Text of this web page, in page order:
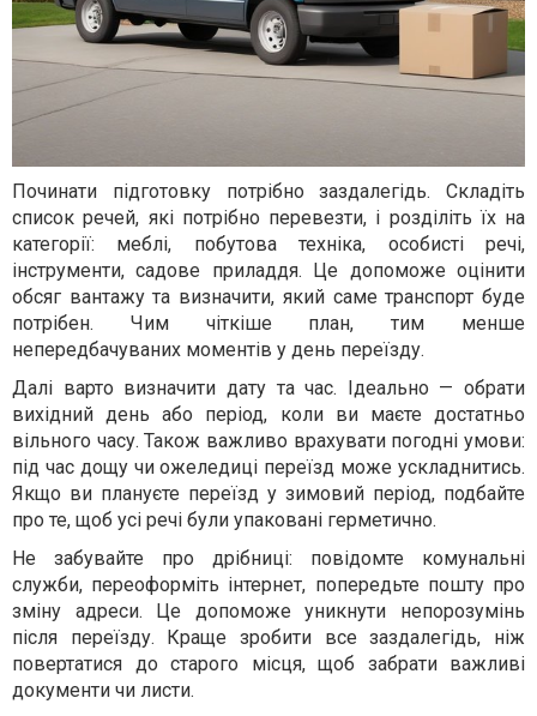
Починати підготовку потрібно заздалегідь. Складіть
список речей, які потрібно перевезти, і розділіть їх на
категорії: меблі, побутова техніка, особисті речі,
інструменти, садове приладдя. Це допоможе оцінити
обсяг вантажу та визначити, який саме транспорт буде
потрібен. Чим чіткіше план, тим менше
непередбачуваних моментів у день переїзду.
Далі варто визначити дату та час. Ідеально — обрати
вихідний день або період, коли ви маєте достатньо
вільного часу. Також важливо врахувати погодні умови:
під час дощу чи ожеледиці переїзд може ускладнитись.
Якщо ви плануєте переїзд у зимовий період, подбайте
про те, щоб усі речі були упаковані герметично.
Не забувайте про дрібниці: повідомте комунальні
служби, переоформіть інтернет, попередьте пошту про
зміну адреси. Це допоможе уникнути непорозумінь
після переїзду. Краще зробити все заздалегідь, ніж
повертатися до старого місця, щоб забрати важливі
документи чи листи.